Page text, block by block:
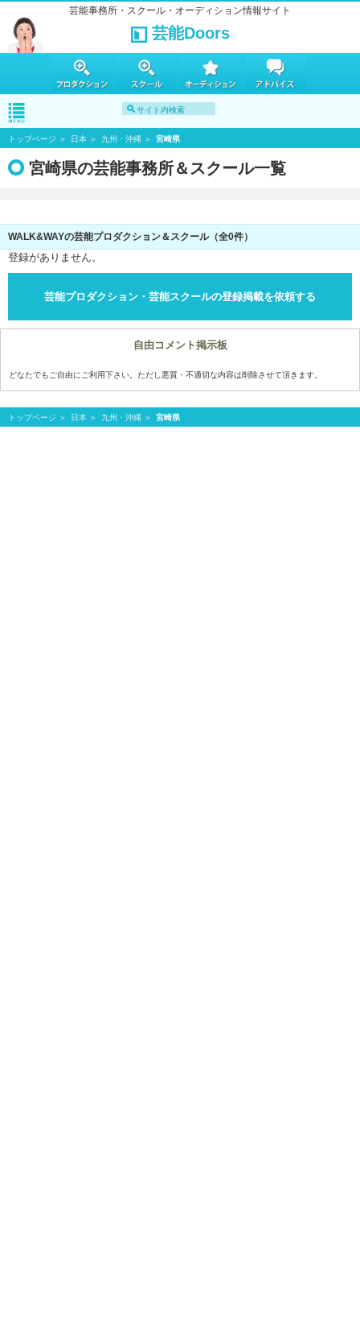
芸能事務所・スクール・オーディション情報サイト
芸能Doors
トップページ 日本 九州・沖縄 宮崎県
宮崎県の芸能事務所＆スクール一覧
WALK&WAYの芸能プロダクション＆スクール（全0件）
登録がありません。
芸能プロダクション・芸能スクールの登録掲載を依頼する
自由コメント掲示板
どなたでもご自由にご利用下さい。ただし悪質・不適切な内容は削除させて頂きます。
トップページ 日本 九州・沖縄 宮崎県